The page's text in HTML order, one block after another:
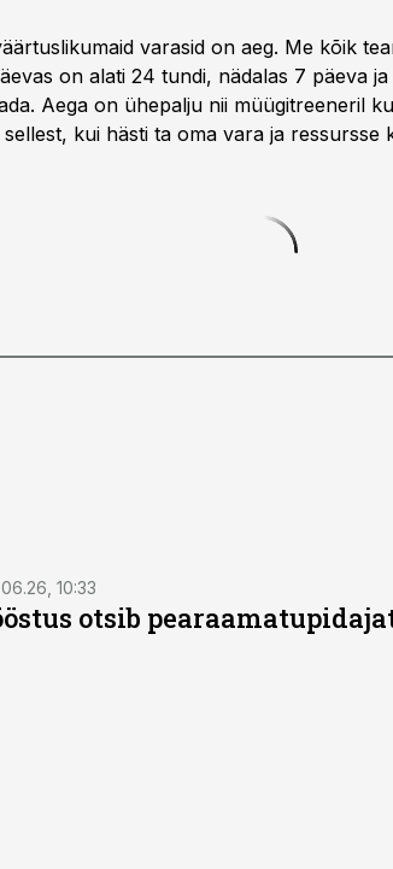
varasid on aeg. Me kõik
on alati 24 tundi, nädalas 7 päeva
Aega on ühepalju nii müügitreeneril
kui hästi ta oma vara ja ressursse
10:33
otsib